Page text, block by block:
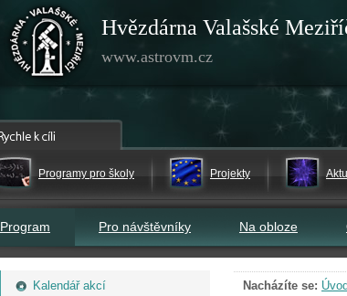
Hvězdárna Valašské
www.astrovm.cz
Programy pro školy Projekty
Program Pro návštěvníky Na obloze
Kalendář akcí Nacházíte se: